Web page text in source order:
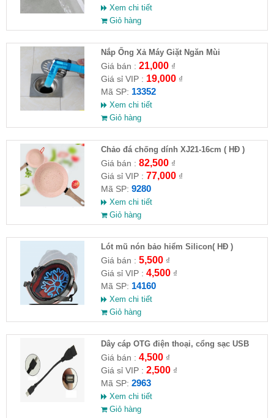
Xem chi tiết
Giỏ hàng
Nắp Ống Xả Máy Giặt Ngăn Mùi
Giá bán : 21,000₫
Giá sỉ VIP : 19,000₫
Mã SP: 13352
Xem chi tiết
Giỏ hàng
Chảo đá chống dính XJ21-16cm ( HĐ )
Giá bán : 82,500₫
Giá sỉ VIP : 77,000₫
Mã SP: 9280
Xem chi tiết
Giỏ hàng
Lót mũ nón bảo hiểm Silicon( HĐ )
Giá bán : 5,500₫
Giá sỉ VIP : 4,500₫
Mã SP: 14160
Xem chi tiết
Giỏ hàng
Dây cáp OTG điện thoại, cổng sạc USB
Giá bán : 4,500₫
Giá sỉ VIP : 2,500₫
Mã SP: 2963
Xem chi tiết
Giỏ hàng